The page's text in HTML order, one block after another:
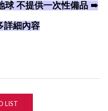
球 不提供一次性備品 ➠
詳細內容
LIST